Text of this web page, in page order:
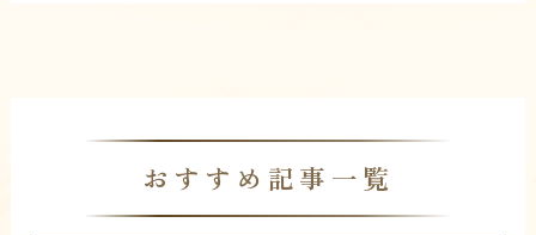
おすすめ記事一覧